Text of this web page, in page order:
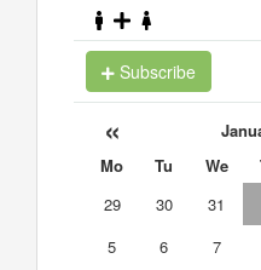
Subscribe
«
Mo Tu We
29
30 31
5
6 7